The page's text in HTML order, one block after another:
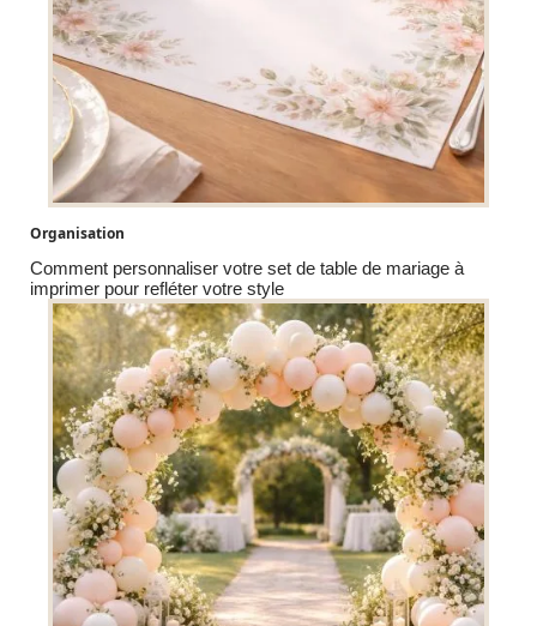
Organisation
Comment personnaliser votre set de table de mariage à
imprimer pour refléter votre style